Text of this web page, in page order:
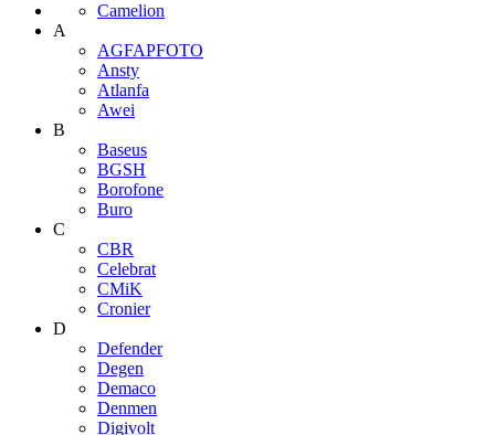
Camelion
A
AGFAPFOTO
Ansty
Atlanfa
Awei
B
Baseus
BGSH
Borofone
Buro
C
CBR
Celebrat
CMiK
Cronier
D
Defender
Degen
Demaco
Denmen
Digivolt